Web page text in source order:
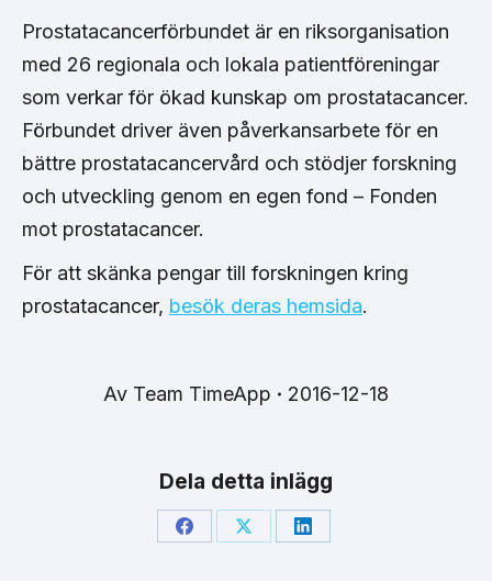
Prostatacancerförbundet är en riksorganisation
med 26 regionala och lokala patientföreningar
som verkar för ökad kunskap om prostatacancer.
Förbundet driver även påverkansarbete för en
bättre prostatacancervård och stödjer forskning
och utveckling genom en egen fond – Fonden
mot prostatacancer.
För att skänka pengar till forskningen kring
prostatacancer, besök deras hemsida.
Av Team TimeApp 2016-12-18
Dela detta inlägg
Share Share Share